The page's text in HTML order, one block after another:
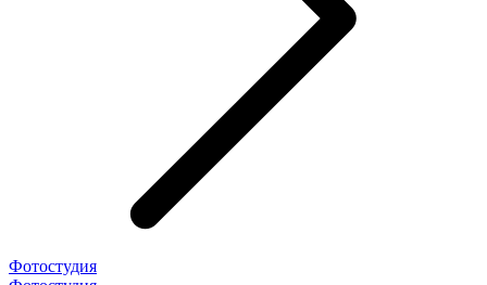
Фотостудия